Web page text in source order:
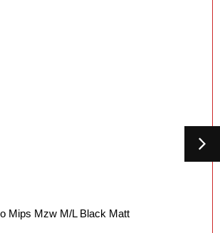
Mips Mzw M/L Black Matt